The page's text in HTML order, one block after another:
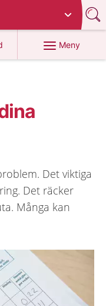
Meny
Det viktiga
Det räcker
Många kan